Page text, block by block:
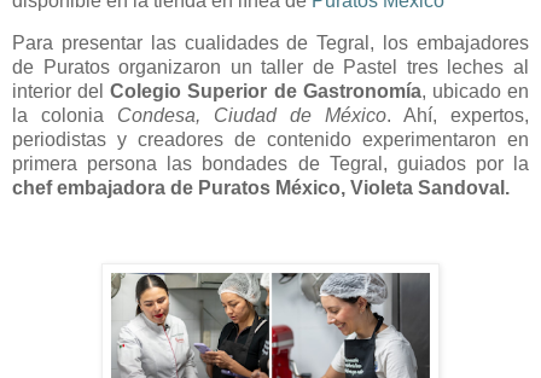
Para presentar las cualidades de Tegral, los embajadores
de Puratos organizaron un taller de Pastel tres leches al
interior delColegio Superior de Gastronomía, ubicado en
la colonia Condesa, Ciudad de México. Ahí, expertos,
periodistas y creadores de contenido experimentaron en
primera persona las bondades de Tegral, guiados por la
chef embajadora de Puratos México, Violeta Sandoval.